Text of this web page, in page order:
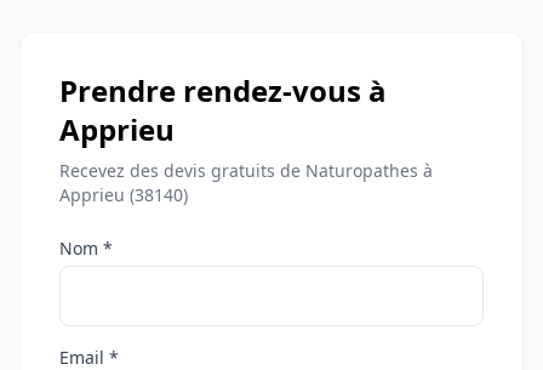
Prendre rendez-vous à
Apprieu
Recevez des devis gratuits de Naturopathes à
Apprieu (38140)
Nom *
Email *